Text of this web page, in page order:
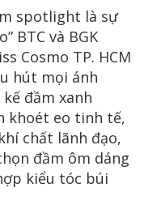
spotlight là sự
BTC và BGK
Cosmo TP. HCM
hút mọi ánh
đầm xanh
khoét eo tinh tế,
chất lãnh đạo,
đầm ôm dáng
kiểu tóc búi